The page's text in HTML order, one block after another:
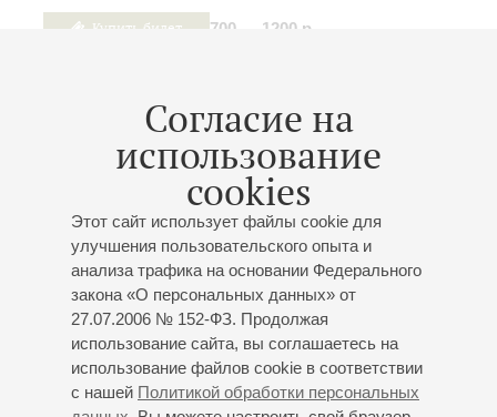
Согласие на
использование
cookies
Этот сайт использует файлы cookie для
улучшения пользовательского опыта и
анализа трафика на основании Федерального
закона «О персональных данных» от
27.07.2006 № 152-ФЗ. Продолжая
использование сайта, вы соглашаетесь на
использование файлов cookie в соответствии
с нашей Политикой обработки персональных
Купить билет 700 — 1200 р.
,2027 19:00 ,Пт
Малый зал
Клаудио Монтеверди, Георг
Филипп Телеман,
Жан-Батист Люлли
К 460-летию со дня рождения К. Монтеверди, 345-
летию со дня рождения Г.Ф. Телемана, 395-летию со
дня рождения Ж.-Б. Люлли
Концерт 1-го абонемента «В кругу великих имен»
Ансамбль "Tempo di barocco"